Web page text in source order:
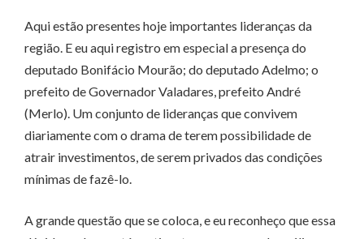
Aqui estão presentes hoje importantes lideranças da
região. E eu aqui registro em especial a presença do
deputado Bonifácio Mourão; do deputado Adelmo; o
prefeito de Governador Valadares, prefeito André
(Merlo). Um conjunto de lideranças que convivem
diariamente com o drama de terem possibilidade de
atrair investimentos, de serem privados das condições
mínimas de fazê-lo.
A grande questão que se coloca, e eu reconheço que essa